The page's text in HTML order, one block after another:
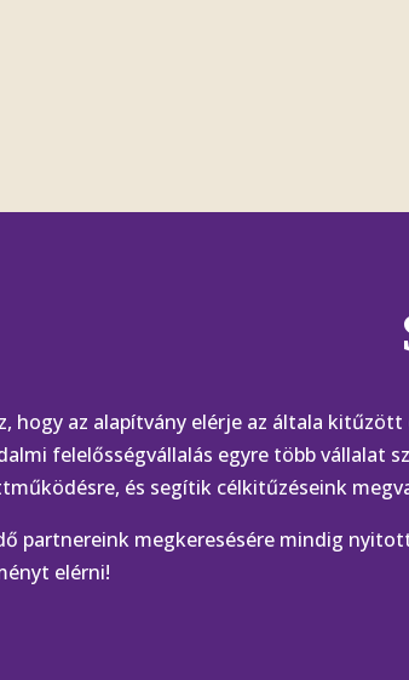
hogy az alapítvány elérje az általa
felelősségvállalás egyre több vállalat
és segítik célkitűzéseink
partnereink megkeresésére mindig
elérni!